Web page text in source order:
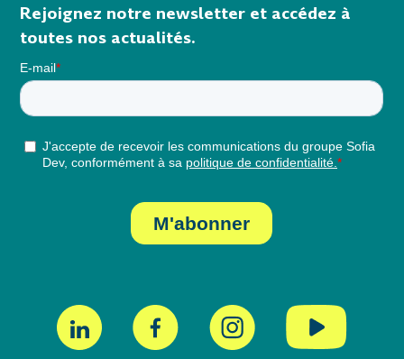
Rejoignez notre newsletter et accédez à
toutes nos actualités.